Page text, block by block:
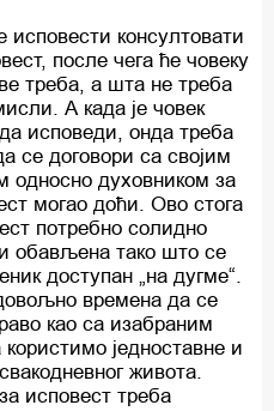
исповести консултовати
после чега ће човеку
треба, а шта не треба
А када је човек
исповеди, онда треба
се договори са својим
односно духовником за
могао доћи. Ово стога
потребно солидно
обављена тако што се
доступан „на дугме“.
времена да се
као са изабраним
једноставне и
живота.
исповест треба